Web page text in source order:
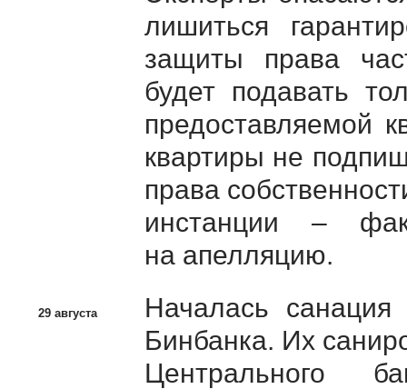
лишиться
защиты права
будет подавать
предоставляемой
квартиры не
права
инстанции –
на апелляцию.
29 августа
Началась
Бинбанка. Их
Центрального